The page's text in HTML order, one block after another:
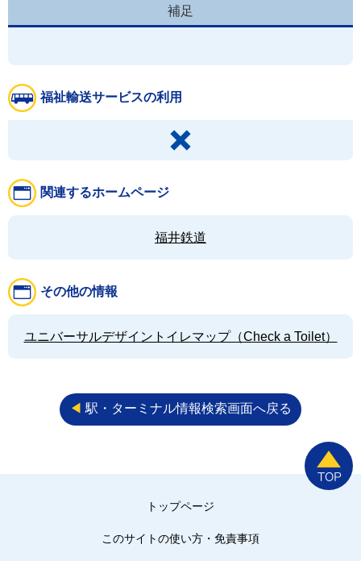
補足
福祉輸送サービスの利用
関連するホームページ
福井鉄道
その他の情報
ユニバーサルデザイントイレマップ（Check a Toilet）
◀︎ 駅・ターミナル情報検索画面へ戻る
トップページ
このサイトの使い方・免責事項